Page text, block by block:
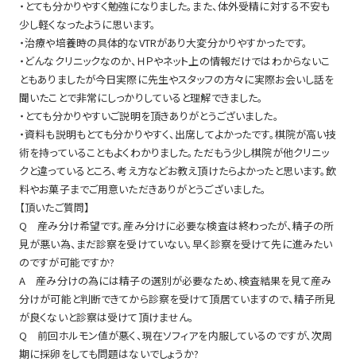
・とても分かりやすく勉強になりました。また、体外受精に対する不安も
少し軽くなったように思います。
・治療や培養時の具体的なVTRがあり大変分かりやすかったです。
・どんなクリニックなのか、ＨＰやネット上の情報だけではわからないこ
ともありましたが今日実際に先生やスタッフの方々に実際お会いし話を
聞いたことで非常にしっかりしていると理解できました。
・とても分かりやすいご説明を頂きありがとうございました。
・資料も説明もとても分かりやすく、出席してよかったです。棋院が高い技
術を持っていることもよくわかりました。ただもう少し棋院が他クリニッ
クと違っているところ、考え方などお教え頂けたらよかったと思います。飲
料やお菓子までご用意いただきありがとうございました。
【頂いたご質問】
Q 産み分け希望です。産み分けに必要な検査は終わったが、精子の所
見が悪い為、まだ診察を受けていない。早く診察を受けて先に進みたい
のですが可能ですか?
A 産み分けの為には精子の選別が必要なため、検査結果を見て産み
分けが可能と判断できてから診察を受けて頂居ていますので、精子所見
が良くないと診察は受けて頂けません。
Q 前回ホルモン値が悪く、現在ソフィアを内服しているのですが、次周
期に採卵をしても問題はないでしょうか?